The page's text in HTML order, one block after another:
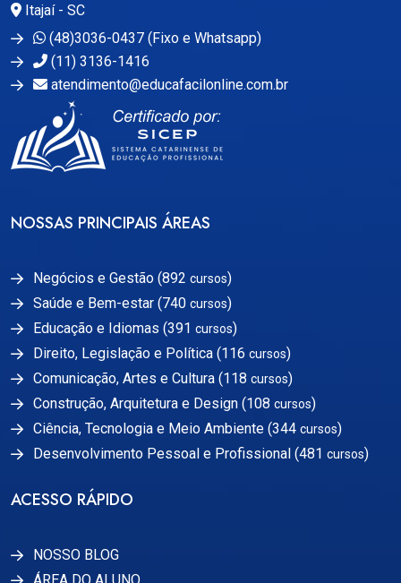
Itajaí - SC
(48)3036-0437 (Fixo e Whatsapp)
(11) 3136-1416
atendimento@educafacilonline.com.br
NOSSAS PRINCIPAIS ÁREAS
Negócios e Gestão (892 cursos)
Saúde e Bem-estar (740 cursos)
Educação e Idiomas (391 cursos)
Direito, Legislação e Política (116 cursos)
Comunicação, Artes e Cultura (118 cursos)
Construção, Arquitetura e Design (108 cursos)
Ciência, Tecnologia e Meio Ambiente (344 cursos)
Desenvolvimento Pessoal e Profissional (481 cursos)
ACESSO RÁPIDO
NOSSO BLOG